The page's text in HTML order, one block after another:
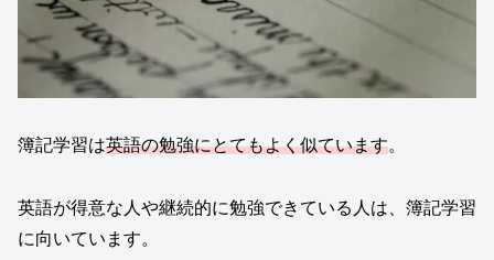
簿記学習は英語の勉強にとてもよく似ています。
英語が得意な人や継続的に勉強できている人は、簿記学習
に向いています。